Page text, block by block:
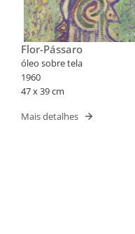
Flor-Pássaro
óleo sobre tela
1960
47 x 39 cm
Mais detalhes